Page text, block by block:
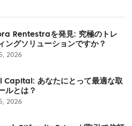
Rentestraを発見: 究極のトレ
ングソリューションですか？
2026
Capital: あなたにとって最適な取
ルとは？
2026